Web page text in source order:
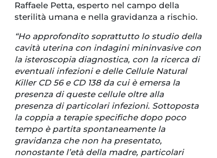
Raffaele Petta, esperto nel campo della
sterilità umana e nella gravidanza a rischio.
“Ho approfondito soprattutto lo studio della
cavità uterina con indagini mininvasive con
la isteroscopia diagnostica, con la ricerca di
eventuali infezioni e delle Cellule Natural
Killer CD 56 e CD 138 da cui è emersa la
presenza di queste cellule oltre alla
presenza di particolari infezioni. Sottoposta
la coppia a terapie specifiche dopo poco
tempo è partita spontaneamente la
gravidanza che non ha presentato,
nonostante l’età della madre, particolari